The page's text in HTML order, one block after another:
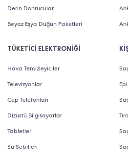
Derin Donrucular
Beyaz Eşya Düğün Paketleri
TÜKETİCİ ELEKTRONİĞİ
Hava Temizleyiciler
Televizyonlar
Cep Telefonları
Dizüstü Bilgisayarlar
Tabletler
Su Sebilleri